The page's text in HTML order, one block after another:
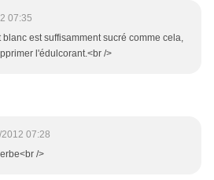
07:35
est suffisamment sucré comme cela,
l'édulcorant.<br />
07:28
/>